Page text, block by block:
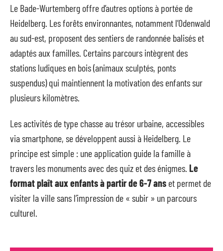
Le Bade-Wurtemberg offre d’autres options à portée de
Heidelberg. Les forêts environnantes, notamment l’Odenwald
au sud-est, proposent des sentiers de randonnée balisés et
adaptés aux familles. Certains parcours intègrent des
stations ludiques en bois (animaux sculptés, ponts
suspendus) qui maintiennent la motivation des enfants sur
plusieurs kilomètres.
Les activités de type chasse au trésor urbaine, accessibles
via smartphone, se développent aussi à Heidelberg. Le
principe est simple : une application guide la famille à
travers les monuments avec des quiz et des énigmes. Le
format plaît aux enfants à partir de 6-7 ans et permet de
visiter la ville sans l’impression de « subir » un parcours
culturel.